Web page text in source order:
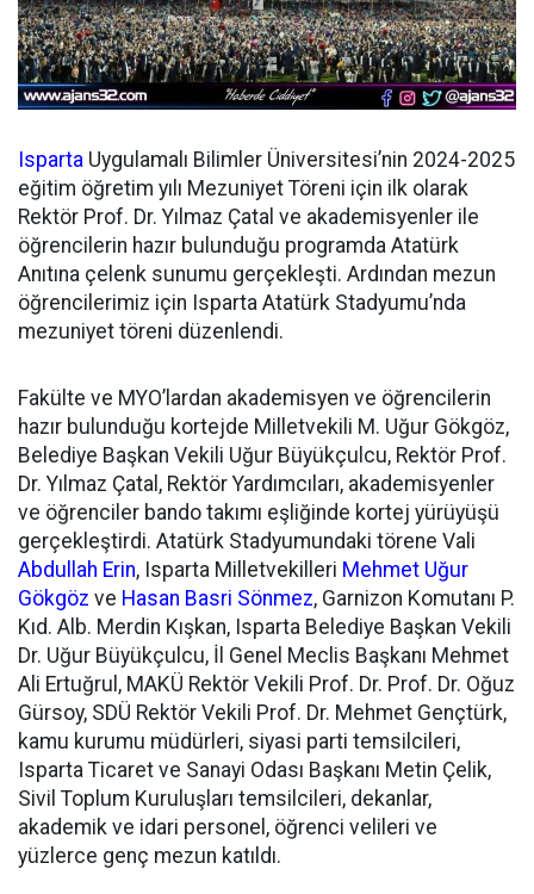
Isparta Uygulamalı Bilimler Üniversitesi’nin 2024-2025
eğitim öğretim yılı Mezuniyet Töreni için ilk olarak
Rektör Prof. Dr. Yılmaz Çatal ve akademisyenler ile
öğrencilerin hazır bulunduğu programda Atatürk
Anıtına çelenk sunumu gerçekleşti. Ardından mezun
öğrencilerimiz için Isparta Atatürk Stadyumu’nda
mezuniyet töreni düzenlendi.
Fakülte ve MYO’lardan akademisyen ve öğrencilerin
hazır bulunduğu kortejde Milletvekili M. Uğur Gökgöz,
Belediye Başkan Vekili Uğur Büyükçulcu, Rektör Prof.
Dr. Yılmaz Çatal, Rektör Yardımcıları, akademisyenler
ve öğrenciler bando takımı eşliğinde kortej yürüyüşü
gerçekleştirdi. Atatürk Stadyumundaki törene Vali
Abdullah Erin, Isparta Milletvekilleri Mehmet Uğur
Gökgöz ve Hasan Basri Sönmez, Garnizon Komutanı P.
Kıd. Alb. Merdin Kışkan, Isparta Belediye Başkan Vekili
Dr. Uğur Büyükçulcu, İl Genel Meclis Başkanı Mehmet
Ali Ertuğrul, MAKÜ Rektör Vekili Prof. Dr. Prof. Dr. Oğuz
Gürsoy, SDÜ Rektör Vekili Prof. Dr. Mehmet Gençtürk,
kamu kurumu müdürleri, siyasi parti temsilcileri,
Isparta Ticaret ve Sanayi Odası Başkanı Metin Çelik,
Sivil Toplum Kuruluşları temsilcileri, dekanlar,
akademik ve idari personel, öğrenci velileri ve
yüzlerce genç mezun katıldı.